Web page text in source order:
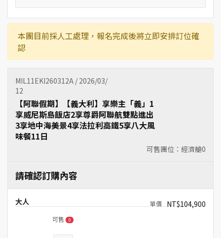
本團目前採人工處理，報名完成後將立即安排訂位確
認
MIL11EKI260312A / 2026/03/
12
可售團位：經濟艙0
【阿聯假期】【義大利】享樂主「義」1
享威尼斯島飯店2享尊爵阿聯航雙點進出
3享地中海美景4享法拉利高鐵5享八大風
味餐11日
請確認訂購內容
大人 NT$104,900
可售 0